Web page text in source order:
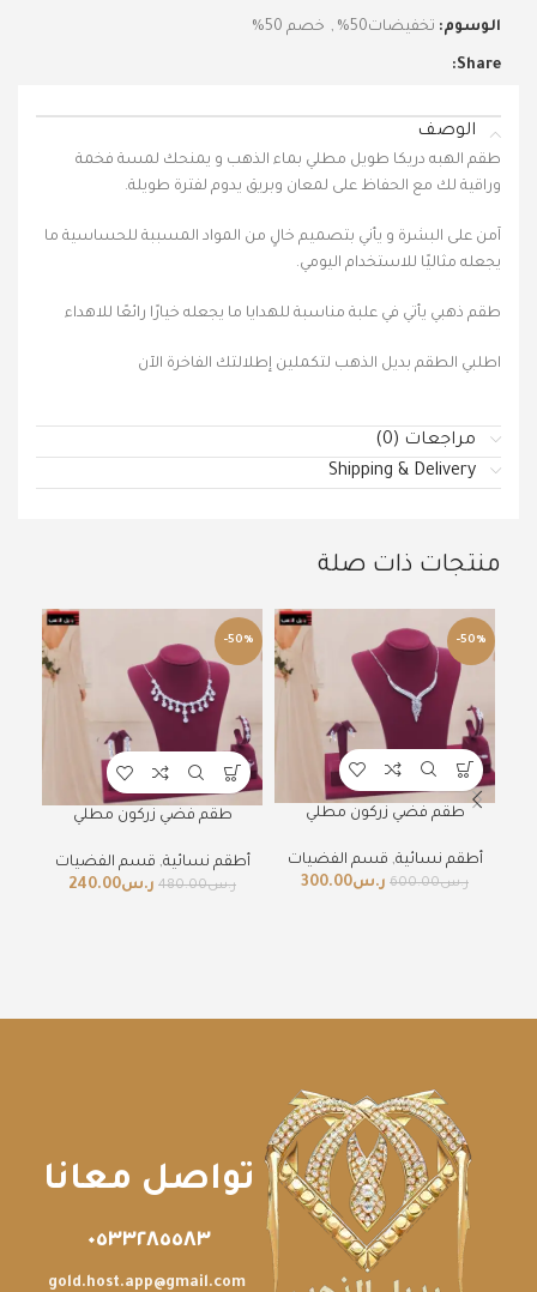
الوسوم: تخفيضات50% , خصم 50%
Share:
الوصف
طقم الهبه دريكا طويل مطلي بماء الذهب و يمنحك لمسة فخمة
وراقية لك مع الحفاظ على لمعان وبريق يدوم لفترة طويلة.
آمن على البشرة و يأني بتصميم خالٍ من المواد المسببة للحساسية ما
يجعله مثاليًا للاستخدام اليومي.
طقم ذهبي يأتي في علبة مناسبة للهدايا ما يجعله خيارًا رائعًا للاهداء
اطلبي الطقم بديل الذهب لتكملين إطلالتك الفاخرة الآن
مراجعات (0)
Shipping & Delivery
منتجات ذات صلة
-50%
طقم فضي زركون مطلي
أطقم نسائية, قسم الفضيات
ر.س600.00 ر.س300.00
-50%
طقم فضي زركون مطلي
أطقم نسائية, قسم الفضيات
ر.س480.00 ر.س240.00
تواصل معانا
٠٥٣٣٢٨٥٥٨٣
gold.host.app@gmail.com